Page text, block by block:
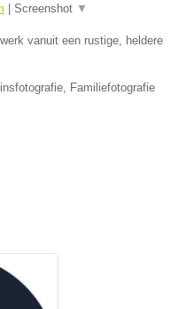
Screenshot ▼
vanuit een rustige, heldere
Familiefotografie